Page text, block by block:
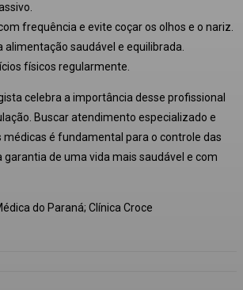
frequência e evite coçar os olhos e o nariz.
alimentação saudável e equilibrada.
físicos regularmente.
celebra a importância desse profissional
Buscar atendimento especializado e
médicas é fundamental para o controle das
garantia de uma vida mais saudável e com
do Paraná; Clínica Croce